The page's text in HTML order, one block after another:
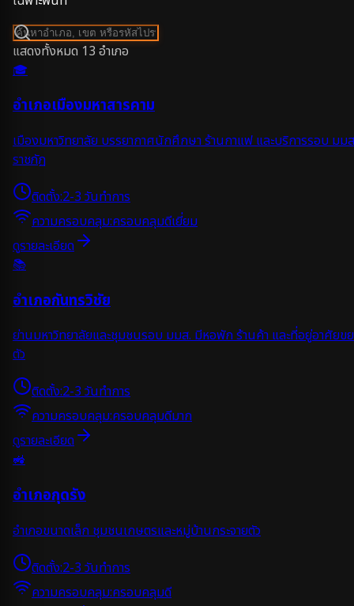
แสดงทั้งหมด 13 อำเภอ
🎓
อำเภอเมืองมหาสารคาม
เมืองมหาวิทยาลัย บรรยากาศนักศึกษา ร้านกาแฟ และบริการรอบ มม
ราชภัฏ
ติดตั้ง:2-3 วันทำการ
ความครอบคลุม:ครอบคลุมดีเยี่ยม
ดูรายละเอียด
📚
อำเภอกันทรวิชัย
ย่านมหาวิทยาลัยและชุมชนรอบ มมส. มีหอพัก ร้านค้า และที่อยู่อาศัยข
ตัว
ติดตั้ง:2-3 วันทำการ
ความครอบคลุม:ครอบคลุมดีมาก
ดูรายละเอียด
🚜
อำเภอกุดรัง
อำเภอขนาดเล็ก ชุมชนเกษตรและหมู่บ้านกระจายตัว
ติดตั้ง:2-3 วันทำการ
ความครอบคลุม:ครอบคลุมดี